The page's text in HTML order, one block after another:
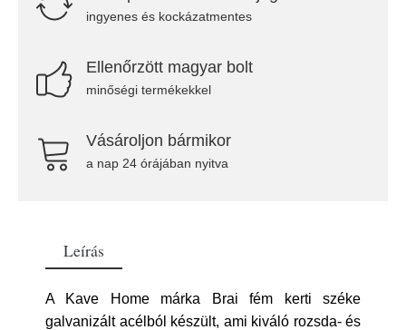
ingyenes és kockázatmentes
Ellenőrzött magyar bolt
minőségi termékekkel
Vásároljon bármikor
a nap 24 órájában nyitva
Leírás
A Kave Home márka Brai fém kerti széke
galvanizált acélból készült, ami kiváló rozsda- és